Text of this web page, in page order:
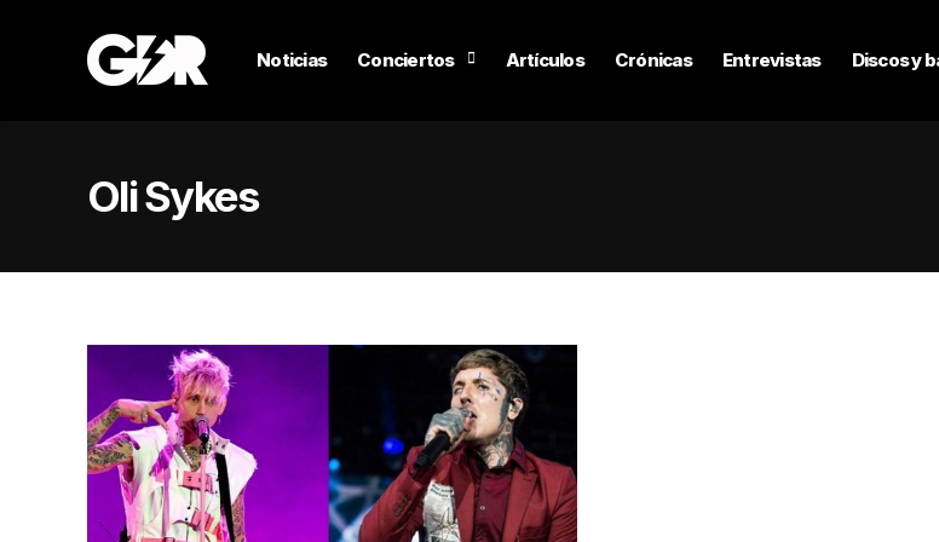
Noticias Conciertos Artículos Crónicas Entrevistas Discos y
Oli Sykes